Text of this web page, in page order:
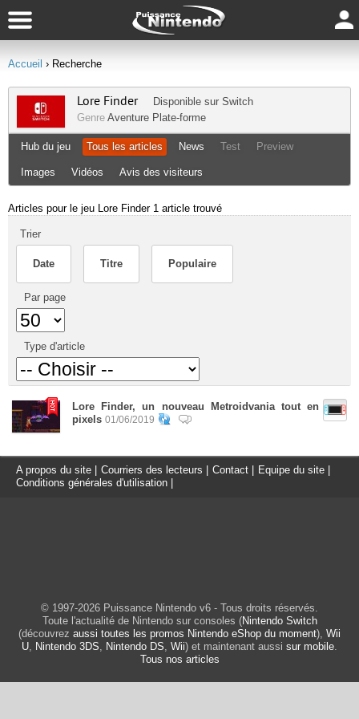
Accueil › Recherche
Lore Finder Disponible sur Switch
Genre Aventure Plate-forme
Hub du jeu Tous les articles News Test Preview
Images Vidéos Avis des visiteurs
Articles pour le jeu Lore Finder 1 article trouvé
Trier
Date Titre Populaire
Par page
Type d'article
Lore Finder, un nouveau Metroidvania tout en
pixels 01/06/2019
A propos du site Courriers des lecteurs Contact Equipe du site
Conditions générales d'utilisation
© 1997-2026 Puissance Nintendo v6 - Tous droits réservés.
Toute l'actualité de Nintendo sur consoles (Nintendo Switch
(découvrez aussi toutes les promos Nintendo eShop du moment), Wii
U, Nintendo 3DS, Nintendo DS, Wii) et maintenant aussi sur mobile.
Tous nos articles